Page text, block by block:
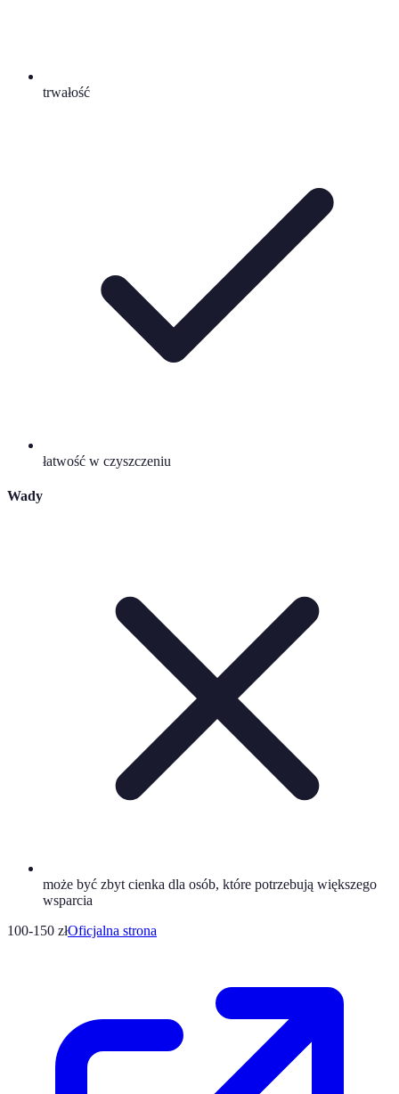
trwałość
łatwość w czyszczeniu
Wady
może być zbyt cienka dla osób, które potrzebują większego
wsparcia
100-150 złOficjalna strona